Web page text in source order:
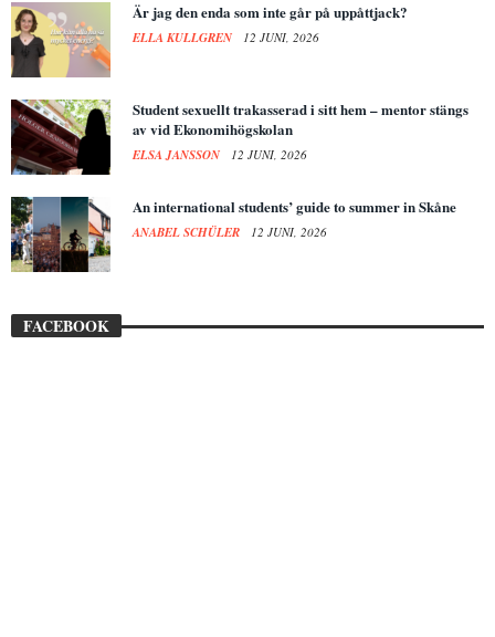
Är jag den enda som inte går på uppåttjack?
ELLA KULLGREN 12 JUNI, 2026
Student sexuellt trakasserad i sitt hem – mentor stängs
av vid Ekonomihögskolan
ELSA JANSSON 12 JUNI, 2026
An international students’ guide to summer in Skåne
ANABEL SCHÜLER 12 JUNI, 2026
FACEBOOK